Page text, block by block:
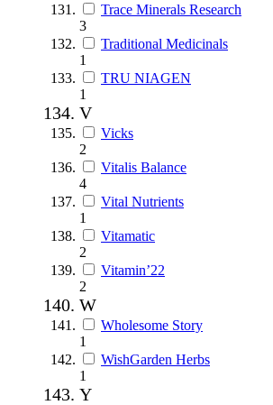
Trace Minerals Research
3
Traditional Medicinals
1
TRU NIAGEN
1
V
Vicks
2
Vitalis Balance
4
Vital Nutrients
1
Vitamatic
2
Vitamin’22
2
W
Wholesome Story
1
WishGarden Herbs
1
Y